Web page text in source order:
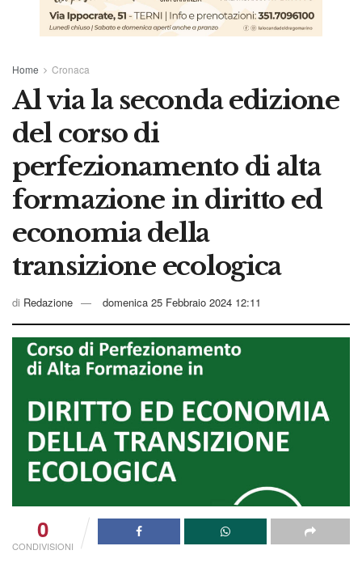
Home Cronaca
Al via la seconda edizione
del corso di
perfezionamento di alta
formazione in diritto ed
economia della
transizione ecologica
di Redazione domenica 25 Febbraio 2024 12:11
0
CONDIVISIONI